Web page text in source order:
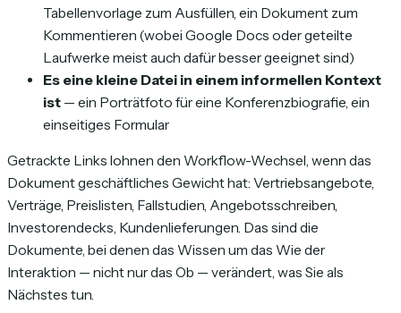
Tabellenvorlage zum Ausfüllen, ein Dokument zum
Kommentieren (wobei Google Docs oder geteilte
Laufwerke meist auch dafür besser geeignet sind)
Es eine kleine Datei in einem informellen Kontext
ist — ein Porträtfoto für eine Konferenzbiografie, ein
einseitiges Formular
Getrackte Links lohnen den Workflow-Wechsel, wenn das
Dokument geschäftliches Gewicht hat: Vertriebsangebote,
Verträge, Preislisten, Fallstudien, Angebotsschreiben,
Investorendecks, Kundenlieferungen. Das sind die
Dokumente, bei denen das Wissen um das Wie der
Interaktion — nicht nur das Ob — verändert, was Sie als
Nächstes tun.